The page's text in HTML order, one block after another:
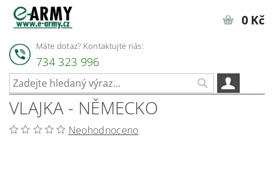
Máte dotaz? Kontaktujte nás:
734 323 996
0 Kč
VLAJKA - NĚMECKO
Neohodnoceno